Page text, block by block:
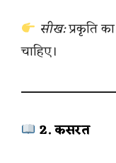
सीख:प्रकृति
चाहिए।
2. कसरत